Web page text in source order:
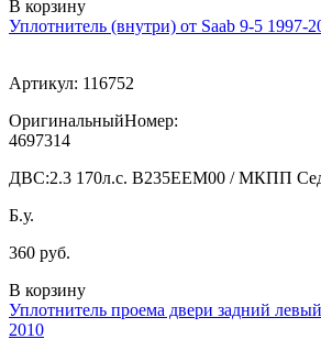
В корзину
Уплотнитель (внутри) от Saab 9-5 1997-
Артикул: 116752
ОригинальныйНомер:
4697314
ДВС:2.3 170л.с. В235ЕЕМ00 / МКПП
Б.у.
360 руб.
В корзину
Уплотнитель проема двери задний
2010